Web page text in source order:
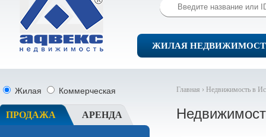
ЖИЛАЯ
Главная › Недвижимость в
Жилая Коммерческая
ПРОДАЖА АРЕНДА